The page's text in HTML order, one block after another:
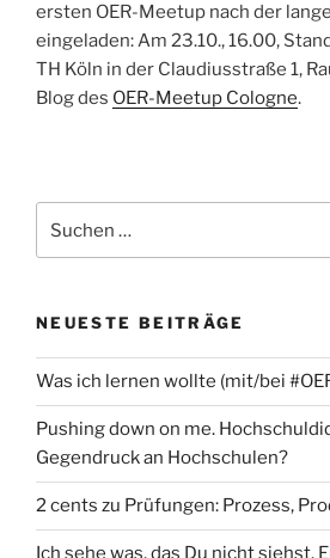
ersten OER-Meetup nach der
eingeladen: Am 23.10., 16.00,
TH Köln in der Claudiusstraße 1,
Blog des OER-Meetup Cologne.
nach:
NEUESTE BEITRÄGE
Was ich lernen wollte (mit/bei
Pushing down on me.
Gegendruck an Hochschulen?
2 cents zu Prüfungen: Prozess,
Ich sehe was, das Du nicht siehst.